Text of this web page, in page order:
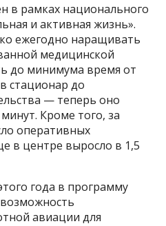
в рамках национального
и активная жизнь».
ежегодно наращивать
медицинской
до минимума время от
стационар до
— теперь оно
минут. Кроме того, за
оперативных
в центре выросло в 1,5
года в программу
авиации для